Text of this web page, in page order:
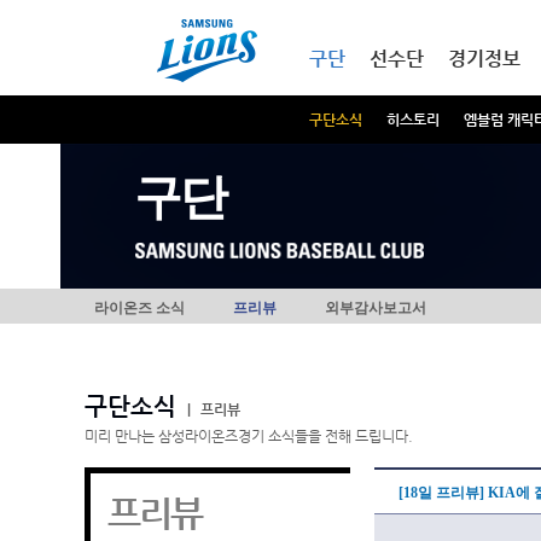
구단
구단소식 히스토리 엠블럼 캐릭
선수단 경기정보
구단
라이온즈 소식 프리뷰 외부감사보고서
구단소식
프리뷰
미리 만나는 삼성라이온즈경기 소식들을 전해 드립니다.
프리뷰 [18일 프리뷰] KIA에